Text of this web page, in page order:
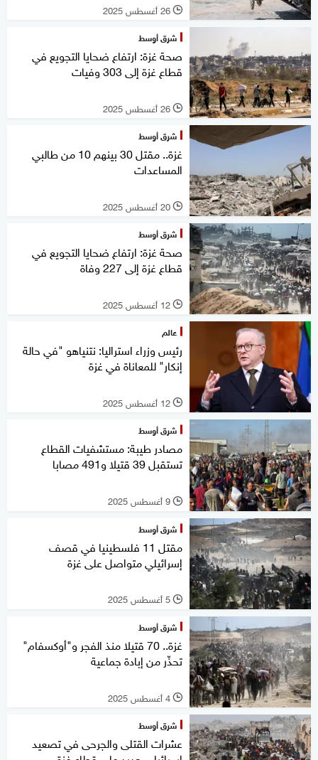
l 26 أغسطس 2025
شرق أوسط
صحة غزة: ارتفاع ضحايا التجويع في
قطاع غزة إلى 303 وفيات
l 26 أغسطس 2025
شرق أوسط
غزة.. مقتل 30 بينهم 10 من طالبي
المساعدات
l 20 أغسطس 2025
شرق أوسط
صحة غزة: ارتفاع ضحايا التجويع في
قطاع غزة إلى 227 وفاة
l 12 أغسطس 2025
عالم
رئيس وزراء استراليا: نتنياهو "في حالة
إنكار" للمعاناة في غزة
l 12 أغسطس 2025
شرق أوسط
مصادر طيبة: مستشفيات القطاع
تستقبل 39 قتيلا و491 مصابا
l 9 أغسطس 2025
شرق أوسط
مقتل 11 فلسطينيا في قصف
إسرائيلي متواصل على غزة
l 5 أغسطس 2025
شرق أوسط
غزة.. 70 قتيلا منذ الفجر و"أوكسفام"
تحذّر من إبادة جماعية
l 4 أغسطس 2025
شرق أوسط
عشرات القتلى والجرحى في تصعيد